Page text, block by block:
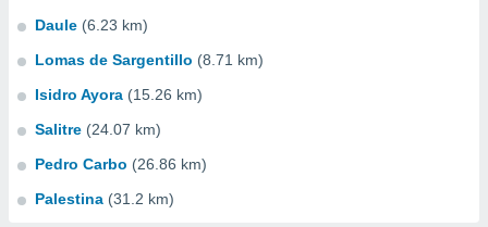
Daule (6.23 km)
Lomas de Sargentillo (8.71 km)
Isidro Ayora (15.26 km)
Salitre (24.07 km)
Pedro Carbo (26.86 km)
Palestina (31.2 km)